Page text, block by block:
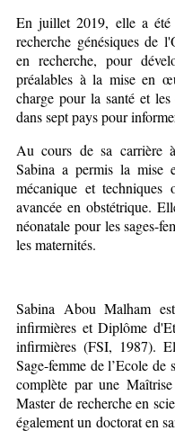
En juillet 2019, elle a été
recherche génésiques de
en recherche, pour
préalables à la mise en
charge pour la santé et
dans sept pays pour
Au cours de sa carrière
Sabina a permis la mise
mécanique et techniques
avancée en obstétrique.
néonatale pour les sages-
les maternités.
Sabina Abou Malham
infirmières et Diplôme
infirmières (FSI, 1987).
Sage-femme de l’Ecole de
complète par une
Master de recherche en
également un doctorat en